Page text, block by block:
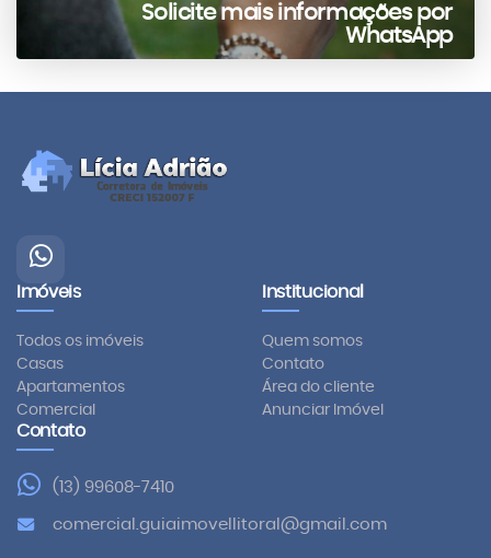
Solicite mais informações por
WhatsApp
Imóveis
Todos os imóveis
Casas
Apartamentos
Comercial
Institucional
Quem somos
Contato
Área do cliente
Anunciar Imóvel
Contato
(13) 99608-7410
comercial.guiaimovellitoral@gmail.com